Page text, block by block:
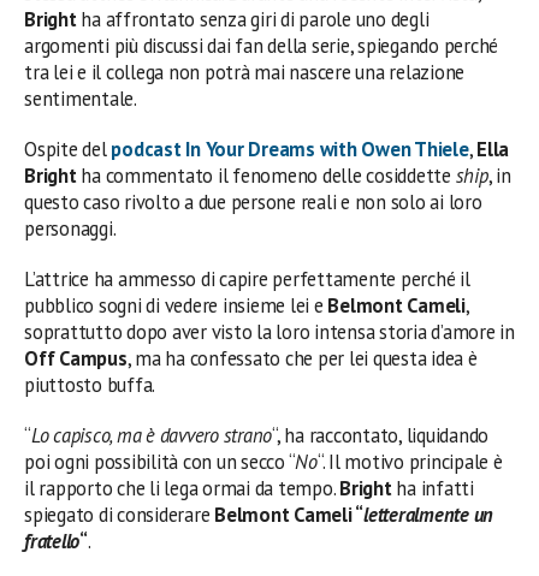
Brightha affrontato senza giri di parole uno degli
argomenti più discussi dai fan della serie, spiegando perché
tra lei e il collega non potrà mai nascere una relazione
sentimentale.
Ospite delpodcast In Your Dreams with Owen Thiele,Ella
Brightha commentato il fenomeno delle cosiddette ship, in
questo caso rivolto a due persone reali e non solo ai loro
personaggi.
L’attrice ha ammesso di capire perfettamente perché il
pubblico sogni di vedere insieme lei e Belmont Cameli,
soprattutto dopo aver visto la loro intensa storia d’amore in
Off Campus, ma ha confessato che per lei questa idea è
piuttosto buffa.
“Lo capisco, ma è davvero strano“, ha raccontato, liquidando
poi ogni possibilità con un secco “No“. Il motivo principale è
il rapporto che li lega ormai da tempo.Brightha infatti
spiegato di considerare Belmont Cameli “letteralmente un
fratello“.